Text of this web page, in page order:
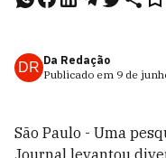
DR Da Redação
Publicado em 9 de
São Paulo - Uma
Journal levantou